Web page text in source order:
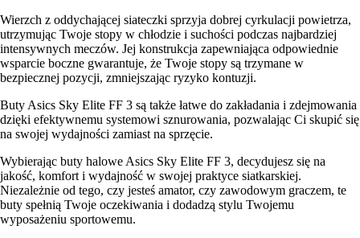
Wierzch z oddychającej siateczki sprzyja dobrej cyrkulacji powietrza,
utrzymując Twoje stopy w chłodzie i suchości podczas najbardziej
intensywnych meczów. Jej konstrukcja zapewniająca odpowiednie
wsparcie boczne gwarantuje, że Twoje stopy są trzymane w
bezpiecznej pozycji, zmniejszając ryzyko kontuzji.
Buty Asics Sky Elite FF 3 są także łatwe do zakładania i zdejmowania
dzięki efektywnemu systemowi sznurowania, pozwalając Ci skupić się
na swojej wydajności zamiast na sprzęcie.
Wybierając buty halowe Asics Sky Elite FF 3, decydujesz się na
jakość, komfort i wydajność w swojej praktyce siatkarskiej.
Niezależnie od tego, czy jesteś amator, czy zawodowym graczem, te
buty spełnią Twoje oczekiwania i dodadzą stylu Twojemu
wyposażeniu sportowemu.